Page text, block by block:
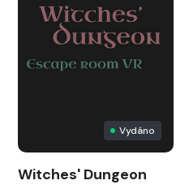
Vydáno
Witches' Dungeon